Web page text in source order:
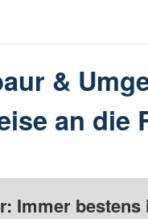
&
an die
Immer